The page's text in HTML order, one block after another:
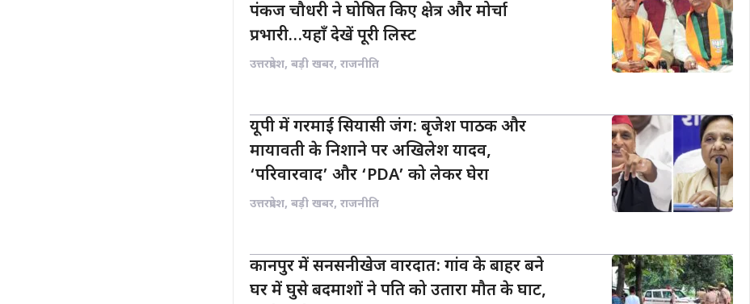
पंकज चौधरी ने घोषित किए क्षेत्र और मोर्चा
प्रभारी…यहाँ देखें पूरी लिस्ट
उत्तरप्रदेश, बड़ी खबर, राजनीति
यूपी में गरमाई सियासी जंग: बृजेश पाठक और
मायावती के निशाने पर अखिलेश यादव,
‘परिवारवाद’ और ‘PDA’ को लेकर घेरा
उत्तरप्रदेश, बड़ी खबर, राजनीति
कानपुर में सनसनीखेज वारदात: गांव के बाहर बने
घर में घुसे बदमाशों ने पति को उतारा मौत के घाट,